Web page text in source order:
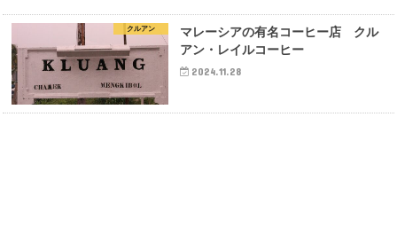
クルアン
マレーシアの有名コーヒー店 クル
アン・レイルコーヒー
2024.11.28